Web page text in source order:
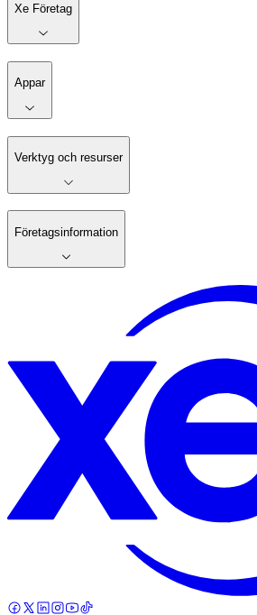
Xe Företag
Appar
Verktyg och resurser
Företagsinformation